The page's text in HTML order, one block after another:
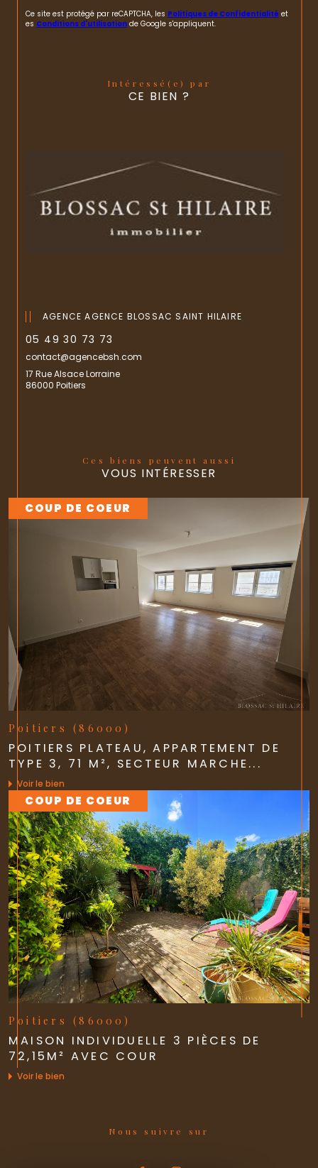
Ce site est protégé par reCAPTCHA, les Politiques de Confidentialité et
es Conditions d'utilisation de Google s'appliquent.
Intéressé(e) par
CE BIEN ?
AGENCE AGENCE BLOSSAC SAINT HILAIRE
05 49 30 73 73
contact@agencebsh.com
17 Rue Alsace Lorraine
86000 Poitiers
Ces biens peuvent aussi
VOUS INTÉRESSER
COUP DE COEUR
Poitiers (86000)
POITIERS PLATEAU, APPARTEMENT DE
TYPE 3, 71 M², SECTEUR MARCHE...
Voir le bien
COUP DE COEUR
Poitiers (86000)
MAISON INDIVIDUELLE 3 PIÈCES DE
72,15M² AVEC COUR
Voir le bien
Nous suivre sur